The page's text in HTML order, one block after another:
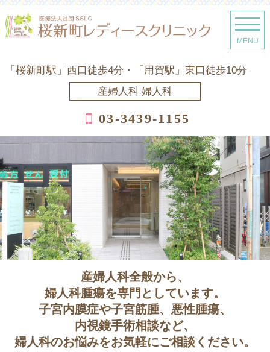
「桜新町駅」西口徒歩4分・「用賀駅」東口徒歩10分
産婦人科 婦人科
03-3439-1155
産婦人科全般から、
婦人科腫瘍を専門としています。
子宮内膜症や子宮筋腫、悪性腫瘍、
内視鏡手術相談など、
婦人科のお悩みをお気軽にご相談ください。